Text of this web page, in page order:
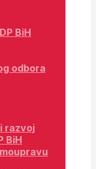
BiH
odbora
razvoj
BiH